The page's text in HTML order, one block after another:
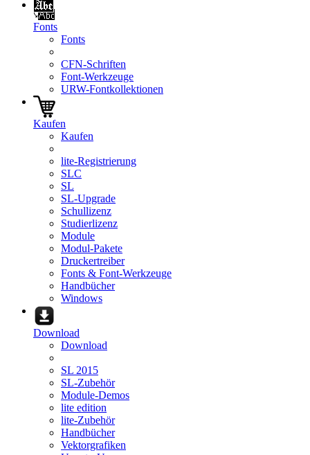
Fonts
Fonts
CFN-Schriften
Font-Werkzeuge
URW-Fontkollektionen
Kaufen
Kaufen
lite-Registrierung
SLC
SL
SL-Upgrade
Schullizenz
Studierlizenz
Module
Modul-Pakete
Druckertreiber
Fonts & Font-Werkzeuge
Handbücher
Windows
Download
Download
SL 2015
SL-Zubehör
Module-Demos
lite edition
lite-Zubehör
Handbücher
Vektorgrafiken